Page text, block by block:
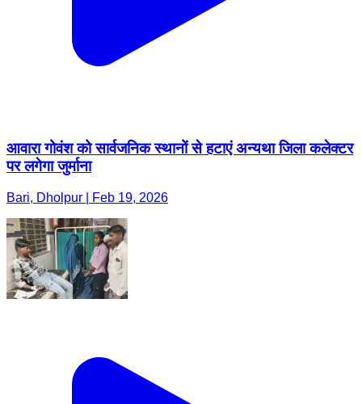
आवारा गोवंश को सार्वजनिक स्थानों से हटाएं अन्यथा जिला कलेक्टर
पर लगेगा जुर्माना
Bari, Dholpur | Feb 19, 2026